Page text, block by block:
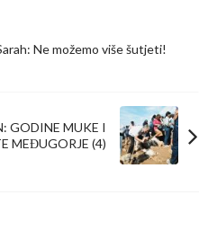
Ne možemo više šutjeti!
GODINE MUKE I
MEĐUGORJE (4)